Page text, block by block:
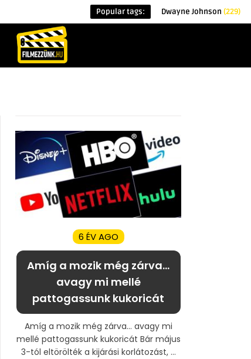
Popular tags: Dwayne Johnson (229)
6 ÉV AGO
Amíg a mozik még zárva…
avagy mi mellé
pattogassunk kukoricát
Amíg a mozik még zárva… avagy mi
mellé pattogassunk kukoricát Bár május
3-tól eltörölték a kijárási korlátozást, ...